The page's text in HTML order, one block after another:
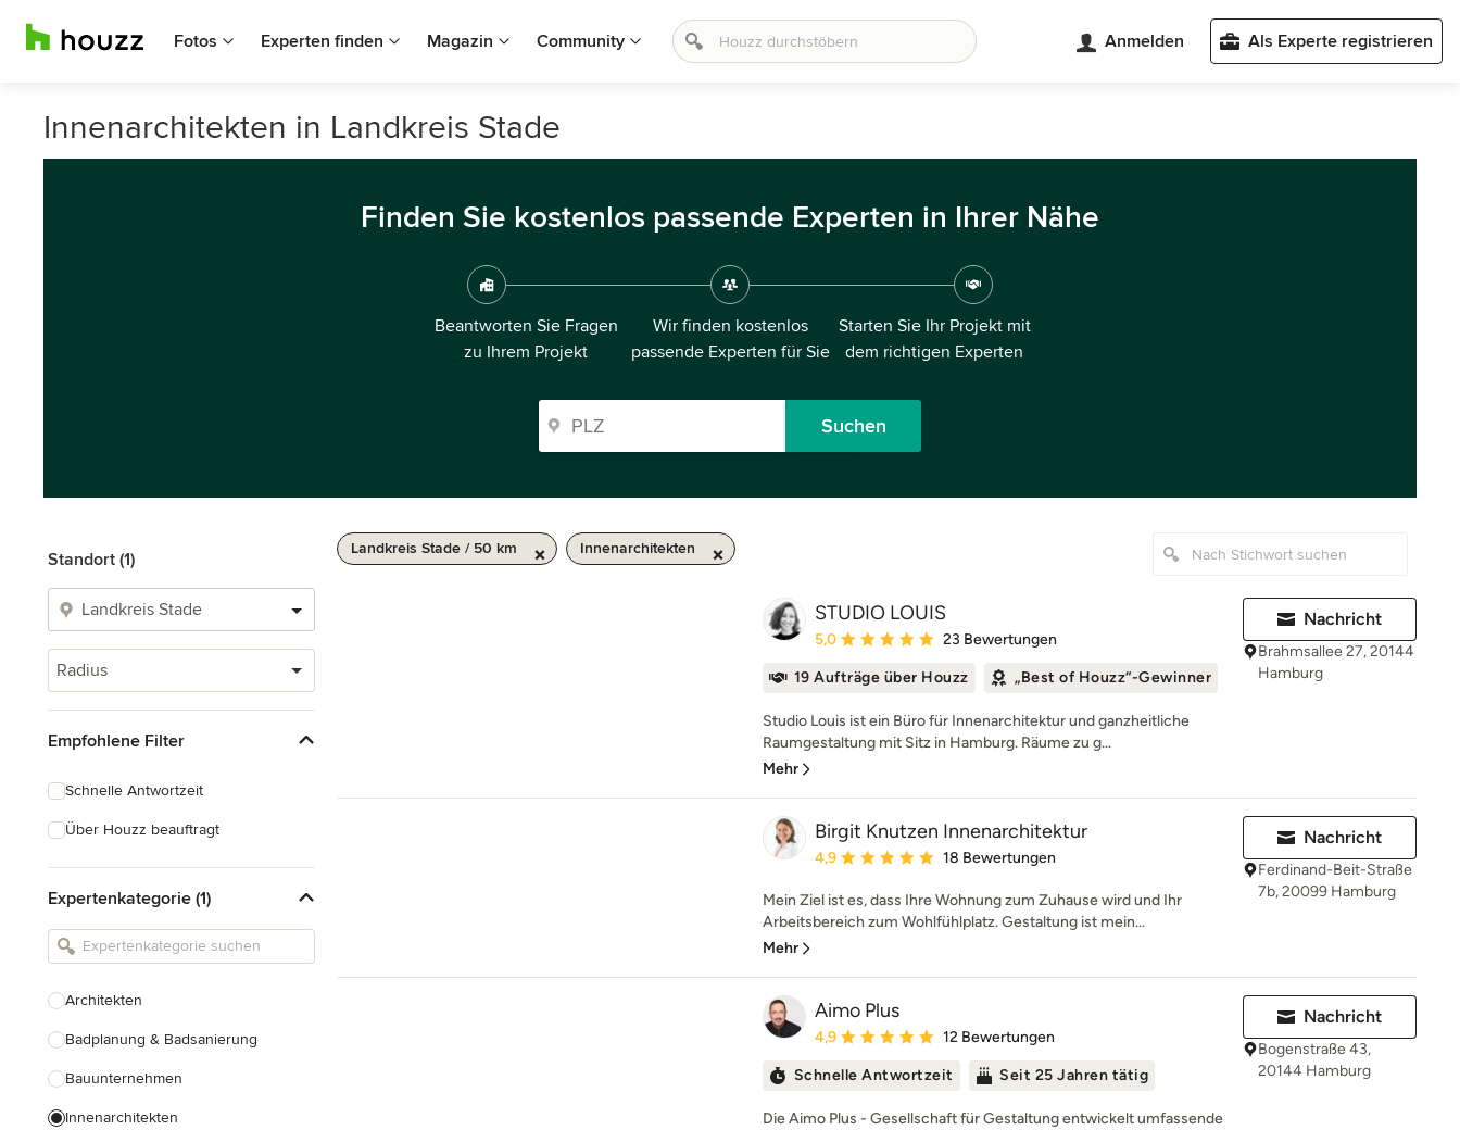
Fotos Experten finden Magazin Community Anmelden Als Experte registrieren
Innenarchitekten in Landkreis Stade
Finden Sie kostenlos passende Experten in Ihrer Nähe
Beantworten Sie Fragen
zu Ihrem Projekt
Wir finden kostenlos
passende Experten für Sie
Starten Sie Ihr Projekt mit
dem richtigen Experten
Suchen
Standort (1)
Radius
Empfohlene Filter
Schnelle Antwortzeit
Über Houzz beauftragt
Expertenkategorie (1)
Architekten
Badplanung & Badsanierung
Bauunternehmen
Innenarchitekten
Landkreis Stade / 50 km Innenarchitekten
STUDIO LOUIS
Durchschnittliche Bewertung: 5 von 5 Sternen
5,0 23 Bewertungen
19 Aufträge über Houzz „Best of Houzz“-Gewinner
Studio Louis ist ein Büro für Innenarchitektur und ganzheitliche
Raumgestaltung mit Sitz in Hamburg. Räume zu g...
Mehr
Nachricht
Brahmsallee 27, 20144
Hamburg
Birgit Knutzen Innenarchitektur
Durchschnittliche Bewertung: 4.9 von 5 Sternen
4,9 18 Bewertungen
Mein Ziel ist es, dass Ihre Wohnung zum Zuhause wird und Ihr
Arbeitsbereich zum Wohlfühlplatz. Gestaltung ist mein...
Mehr
Nachricht
Ferdinand-Beit-Straße
7b, 20099 Hamburg
Aimo Plus
Durchschnittliche Bewertung: 4.9 von 5 Sternen
4,9 12 Bewertungen
Schnelle Antwortzeit Seit 25 Jahren tätig
Die Aimo Plus - Gesellschaft für Gestaltung entwickelt umfassende
Nachricht
Bogenstraße 43,
20144 Hamburg